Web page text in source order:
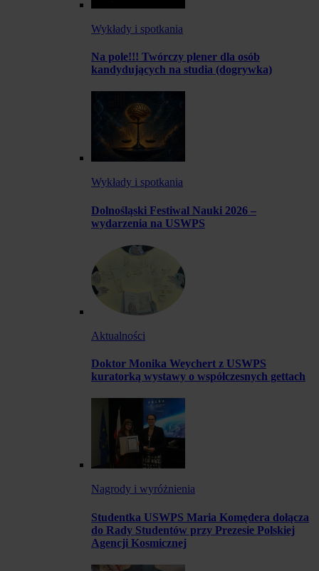
Wykłady i spotkania
Na pole!!! Twórczy plener dla osób
kandydujących na studia (dogrywka)
Wykłady i spotkania
Dolnośląski Festiwal Nauki 2026 –
wydarzenia na USWPS
Aktualności
Doktor Monika Weychert z USWPS
kuratorką wystawy o współczesnych gettach
Nagrody i wyróżnienia
Studentka USWPS Maria Komędera dołącza
do Rady Studentów przy Prezesie Polskiej
Agencji Kosmicznej